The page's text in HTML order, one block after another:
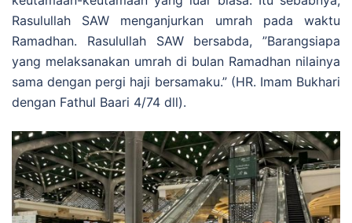
Rasulullah SAW menganjurkan umrah pada waktu
Ramadhan. Rasulullah SAW bersabda, ”Barangsiapa
yang melaksanakan umrah di bulan Ramadhan nilainya
sama dengan pergi haji bersamaku.” (HR. Imam Bukhari
dengan Fathul Baari 4/74 dll).